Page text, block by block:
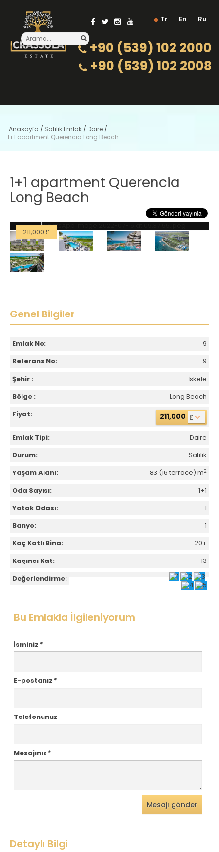
Tr En Ru
+90 (539) 102 2000
+90 (539) 102 2008
Anasayfa / Satılık Emlak / Daire /
1+1 apartment Querencia Long Beach
1+1 apartment Querencia
Long Beach
211,000 £
Genel Bilgiler
Emlak No:
9
Referans No:
9
Şehir :
İskele
Bölge :
Long Beach
Fiyat:
211,000 £
Emlak Tipi:
Daire
Durum:
Satılık
Yaşam Alanı:
83 (16 terrace) m2
Oda Sayısı:
1+1
Yatak Odası:
1
Banyo:
1
Kaç Katlı Bina:
20+
Kaçıncı Kat:
13
Değerlendirme:
Bu Emlakla İlgileniyorum
İsminiz*
E-postanız*
Telefonunuz
Mesajınız*
Mesajı gönder
Detaylı Bilgi